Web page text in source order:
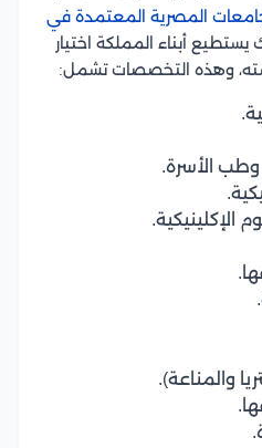
المصرية المعتمدة في
يستطيع أبناء المملكة اختيار
وهذه التخصصات تشمل:
وطب الأسرة.
الإكلينيكية.
والمناعة).